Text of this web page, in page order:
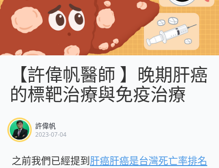
【許偉帆醫師 】晚期肝癌
的標靶治療與免疫治療
許偉帆
2023-07-04
之前我們已經提到肝癌肝癌是台灣死亡率排名